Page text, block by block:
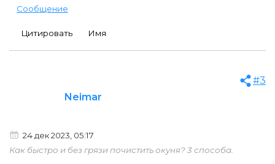
Сообщение
Цитировать Имя
Neimar
#3
24 дек 2023, 05:17
Как быстро и без грязи почистить окуня? 3 способа.